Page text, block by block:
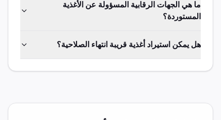
ما هي الجهات الرقابية المسؤولة عن الأغذية
المستوردة؟
هل يمكن استيراد أغذية قريبة انتهاء الصلاحية؟